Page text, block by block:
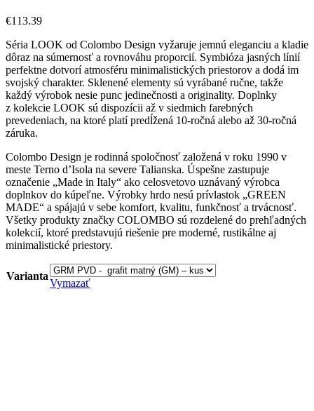
€113.39
Séria LOOK od Colombo Design vyžaruje jemnú eleganciu a kladie
dôraz na súmernosť a rovnováhu proporcií. Symbióza jasných línií
perfektne dotvorí atmosféru minimalistických priestorov a dodá im
svojský charakter. Sklenené elementy sú vyrábané ručne, takže
každý výrobok nesie punc jedinečnosti a originality. Doplnky
z kolekcie LOOK sú dispozícii až v siedmich farebných
prevedeniach, na ktoré platí predĺžená 10-ročná alebo až 30-ročná
záruka.
Colombo Design je rodinná spoločnosť založená v roku 1990 v
meste Terno d’Isola na severe Talianska. Úspešne zastupuje
označenie „Made in Italy“ ako celosvetovo uznávaný výrobca
doplnkov do kúpeľne. Výrobky hrdo nesú prívlastok „GREEN
MADE“ a spájajú v sebe komfort, kvalitu, funkčnosť a trvácnosť.
Všetky produkty značky COLOMBO sú rozdelené do prehľadných
kolekcií, ktoré predstavujú riešenie pre moderné, rustikálne aj
minimalistické priestory.
Varianta
Vymazať